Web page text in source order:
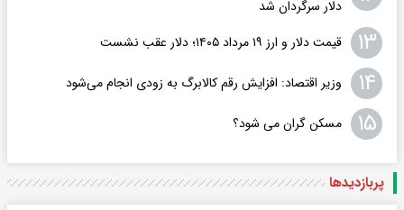
دلار سرگردان شد
۱۳ قیمت دلار و ارز ۱۹ مرداد ۱۴۰۵؛ دلار عقب نشست
۱۴ وزیر اقتصاد: افزایش رقم کالابرگ به زودی انجام می‌شود
۱۵ مسکن گران می شود؟
پربازدید‌ها